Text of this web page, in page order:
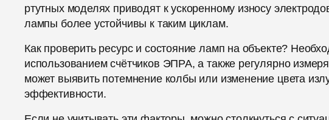
ртутных моделях приводят к ускоренному износу
лампы более устойчивы к таким циклам.
Как проверить ресурс и состояние ламп на объекте?
использованием счётчиков ЭПРА, а также регулярно
может выявить потемнение колбы или изменение цвета
эффективности.